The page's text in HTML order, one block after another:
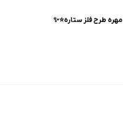
مهره طرح فلز ستاره⭐️✨